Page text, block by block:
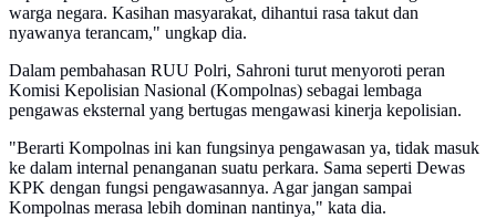
warga negara. Kasihan masyarakat, dihantui rasa takut dan
nyawanya terancam," ungkap dia.
Dalam pembahasan RUU Polri, Sahroni turut menyoroti peran
Komisi Kepolisian Nasional (Kompolnas) sebagai lembaga
pengawas eksternal yang bertugas mengawasi kinerja kepolisian.
"Berarti Kompolnas ini kan fungsinya pengawasan ya, tidak masuk
ke dalam internal penanganan suatu perkara. Sama seperti Dewas
KPK dengan fungsi pengawasannya. Agar jangan sampai
Kompolnas merasa lebih dominan nantinya," kata dia.